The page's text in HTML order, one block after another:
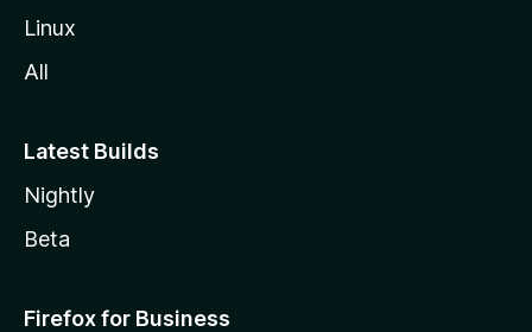
Linux
All
Latest Builds
Nightly
Beta
Firefox for Business